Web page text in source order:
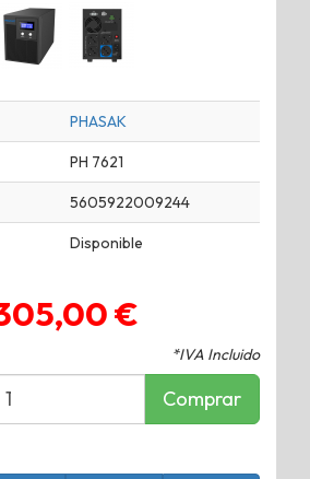
PHASAK
PH 7621
5605922009244
Disponible
€
*IVA Incluido
Comprar